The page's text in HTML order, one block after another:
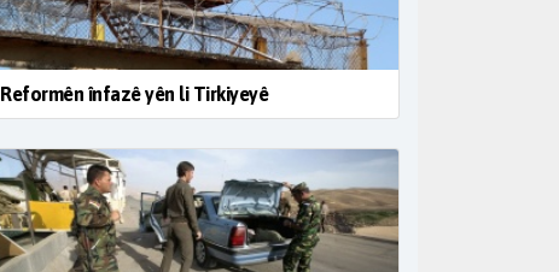
Reformên înfazê yên li Tirkiyeyê